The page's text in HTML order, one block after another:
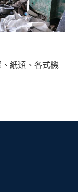
紙類、各式機